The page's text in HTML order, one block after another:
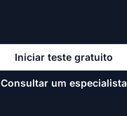
Iniciar teste gratuito
Consultar um especialista